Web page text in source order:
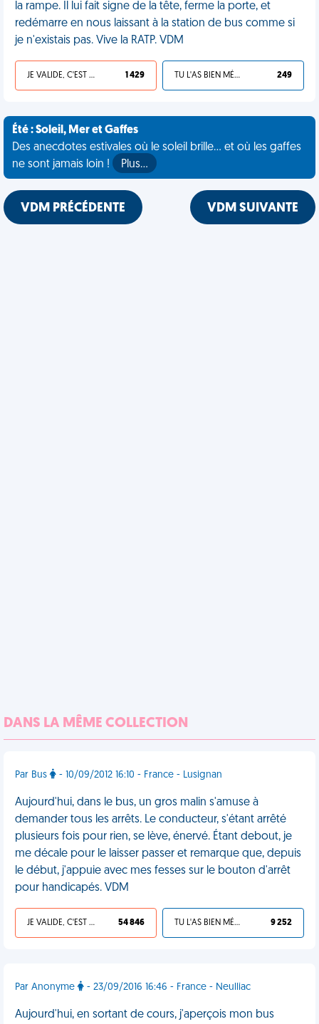
la rampe. Il lui fait signe de la tête, ferme la porte, et
redémarre en nous laissant à la station de bus comme si
je n'existais pas. Vive la RATP. VDM
JE VALIDE, C'EST UNE VDM 1 429 TU L'AS BIEN MÉRITÉ 249
Été : Soleil, Mer et Gaffes
Des anecdotes estivales où le soleil brille... et où les gaffes
ne sont jamais loin !
Plus…
VDM PRÉCÉDENTE VDM SUIVANTE
DANS LA MÊME COLLECTION
Par Bus - 10/09/2012 16:10 - France - Lusignan
Aujourd'hui, dans le bus, un gros malin s'amuse à
demander tous les arrêts. Le conducteur, s'étant arrêté
plusieurs fois pour rien, se lève, énervé. Étant debout, je
me décale pour le laisser passer et remarque que, depuis
le début, j'appuie avec mes fesses sur le bouton d'arrêt
pour handicapés. VDM
JE VALIDE, C'EST UNE VDM 54 846 TU L'AS BIEN MÉRITÉ 9 252
Par Anonyme - 23/09/2016 16:46 - France - Neulliac
Aujourd'hui, en sortant de cours, j'aperçois mon bus